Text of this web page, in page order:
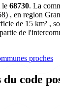
le 68730. La
, en region
de 15 km² ,
de
proches
code